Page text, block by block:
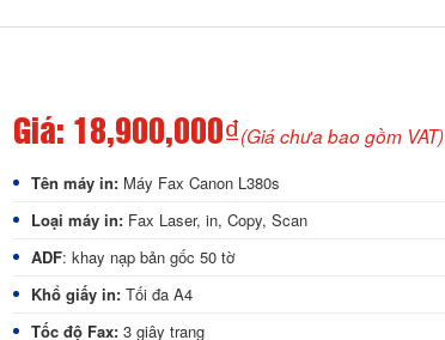
Giá: 18,900,000₫(Giá chưa bao gồm VAT)
Tên máy in: Máy Fax Canon L380s
Loại máy in:Fax Laser, in, Copy, Scan
ADF: khay nạp bản gốc 50 tờ
Khổ giấy in:Tối đa A4
Tốc độ Fax:3 giây trang